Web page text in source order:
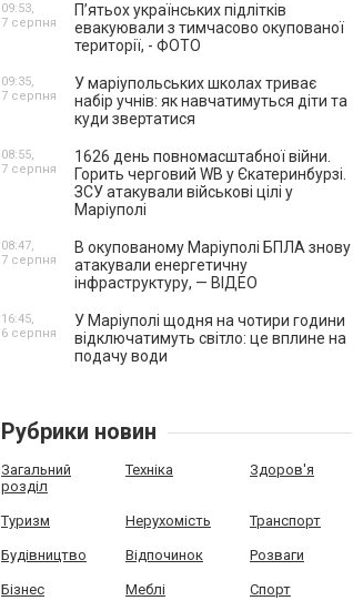
П’ятьох українських підлітків
евакуювали з тимчасово окупованої
території, - ФОТО
09:53,
7 серпня
У маріупольських школах триває
набір учнів: як навчатимуться діти та
куди звертатися
09:35,
7 серпня
1626 день повномасштабної війни.
Горить черговий WB у Єкатеринбурзі.
ЗСУ атакували військові цілі у
Маріуполі
08:55,
7 серпня
В окупованому Маріуполі БПЛА знову
атакували енергетичну
інфраструктуру, — ВІДЕО
08:47,
7 серпня
У Маріуполі щодня на чотири години
відключатимуть світло: це вплине на
подачу води
16:45,
6 серпня
Рубрики новин
Загальний
розділ
Техніка Здоров'я
Туризм Нерухомість Транспорт
Будівництво Відпочинок Розваги
Бізнес Меблі Спорт